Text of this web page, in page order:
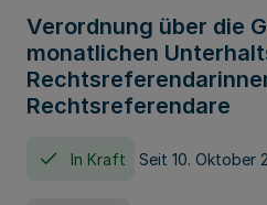
Verordnung über die
monatlichen
Rechtsreferendare
In Kraft Seit 10. Oktober